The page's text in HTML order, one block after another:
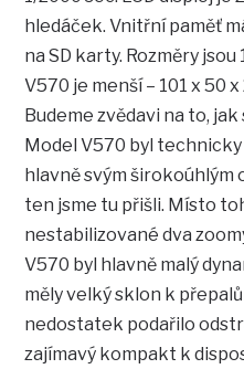
hledáček. Vnitřní paměť
na SD karty. Rozměry jsou
V570 je menší – 101 x 50 x
Budeme zvědavi na to,
Model V570 byl
hlavně svým širokoúhlým
ten jsme tu přišli. Místo
nestabilizované dva
V570 byl hlavně malý
měly velký sklon k
nedostatek podařilo
zajímavý kompakt k